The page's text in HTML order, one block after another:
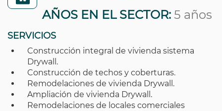
AÑOS EN EL SECTOR: 5 años
SERVICIOS
Construcción integral de vivienda sistema
Drywall.
Construcción de techos y coberturas.
Remodelaciones de vivienda Drywall.
Ampliación de vivienda Drywall.
Remodelaciones de locales comerciales